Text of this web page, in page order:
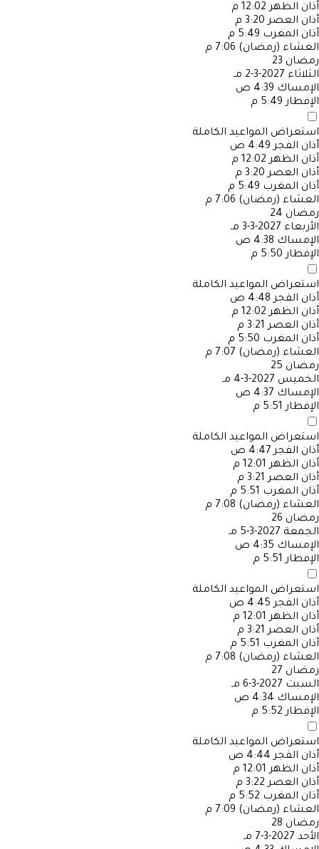
أذان الظهر 12:02 م
أذان العصر 3:20 م
أذان المغرب 5:49 م
العشاء (رمضان) 7:06 م
رمضان 23
الثلاثاء 2027-3-2 مـ
الإمساك 4:39 ص
الإفطار 5:49 م
استعراض المواعيد الكاملة
أذان الفجر 4:49 ص
أذان الظهر 12:02 م
أذان العصر 3:20 م
أذان المغرب 5:49 م
العشاء (رمضان) 7:06 م
رمضان 24
الأربعاء 2027-3-3 مـ
الإمساك 4:38 ص
الإفطار 5:50 م
استعراض المواعيد الكاملة
أذان الفجر 4:48 ص
أذان الظهر 12:02 م
أذان العصر 3:21 م
أذان المغرب 5:50 م
العشاء (رمضان) 7:07 م
رمضان 25
الخميس 2027-3-4 مـ
الإمساك 4:37 ص
الإفطار 5:51 م
استعراض المواعيد الكاملة
أذان الفجر 4:47 ص
أذان الظهر 12:01 م
أذان العصر 3:21 م
أذان المغرب 5:51 م
العشاء (رمضان) 7:08 م
رمضان 26
الجمعة 2027-3-5 مـ
الإمساك 4:35 ص
الإفطار 5:51 م
استعراض المواعيد الكاملة
أذان الفجر 4:45 ص
أذان الظهر 12:01 م
أذان العصر 3:21 م
أذان المغرب 5:51 م
العشاء (رمضان) 7:08 م
رمضان 27
السبت 2027-3-6 مـ
الإمساك 4:34 ص
الإفطار 5:52 م
استعراض المواعيد الكاملة
أذان الفجر 4:44 ص
أذان الظهر 12:01 م
أذان العصر 3:22 م
أذان المغرب 5:52 م
العشاء (رمضان) 7:09 م
رمضان 28
الأحد 2027-3-7 مـ